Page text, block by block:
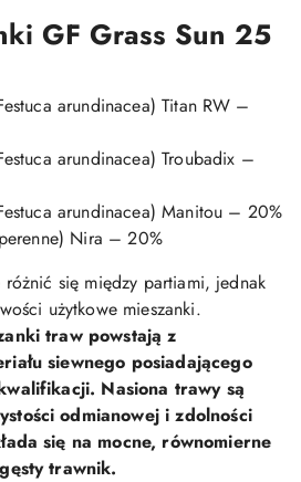
GF Grass Sun 25
arundinacea) Titan RW –
arundinacea) Troubadix –
arundinacea) Manitou – 20%
Nira – 20%
różnić się między partiami, jednak
użytkowe mieszanki.
traw powstają z
siewnego posiadającego
Nasiona trawy są
odmianowej i zdolności
się na mocne, równomierne
trawnik.